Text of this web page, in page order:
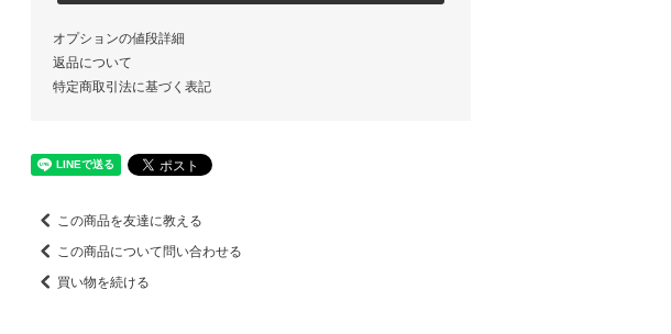
オプションの値段詳細
返品について
特定商取引法に基づく表記
この商品を友達に教える
この商品について問い合わせる
買い物を続ける